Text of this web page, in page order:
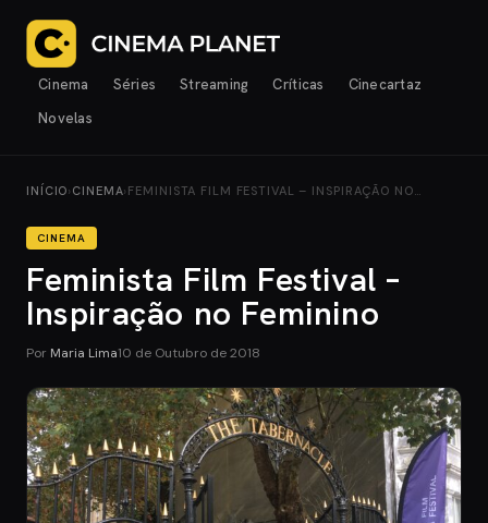
Cinema Séries Streaming Críticas
Cinecartaz
Novelas
INÍCIO› CINEMA› FEMINISTA FILM FESTIVAL – INSPIRAÇÃO NO…
CINEMA
Feminista Film Festival –
Inspiração no Feminino
Por Maria Lima10 de Outubro de 2018